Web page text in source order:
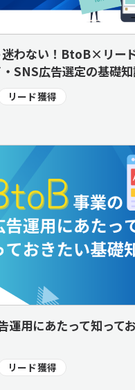
迷わない！BtoB×リー
SNS広告選定の基礎
リード獲得
運用にあたって知って
リード獲得